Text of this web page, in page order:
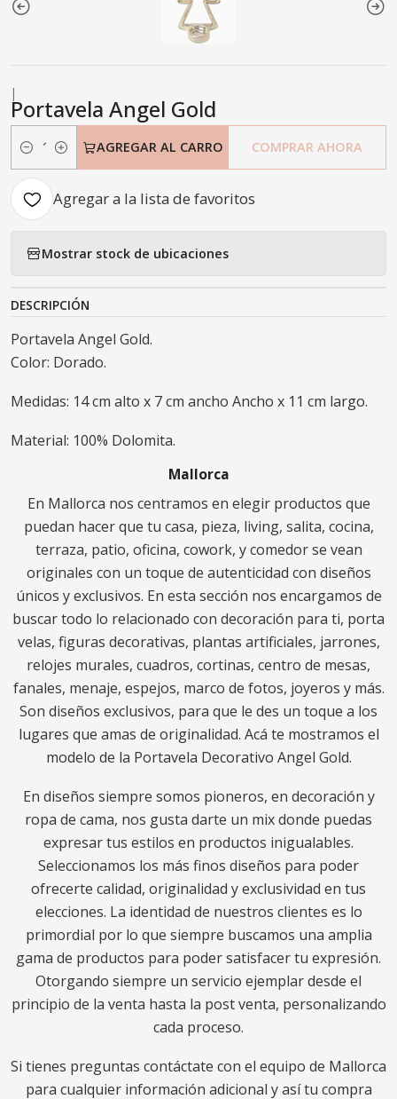
|
Portavela Angel Gold
Cantidad
AGREGAR AL CARRO COMPRAR AHORA
Agregar a la lista de favoritos
Mostrar stock de ubicaciones
DESCRIPCIÓN
Portavela Angel Gold.
Color: Dorado.
Medidas: 14 cm alto x 7 cm ancho Ancho x 11 cm largo.
Material: 100% Dolomita.
Mallorca
En Mallorca nos centramos en elegir productos que
puedan hacer que tu casa, pieza, living, salita, cocina,
terraza, patio, oficina, cowork, y comedor se vean
originales con un toque de autenticidad con diseños
únicos y exclusivos. En esta sección nos encargamos de
buscar todo lo relacionado con decoración para ti, porta
velas, figuras decorativas, plantas artificiales, jarrones,
relojes murales, cuadros, cortinas, centro de mesas,
fanales, menaje, espejos, marco de fotos, joyeros y más.
Son diseños exclusivos, para que le des un toque a los
lugares que amas de originalidad. Acá te mostramos el
modelo de la Portavela Decorativo Angel Gold.
En diseños siempre somos pioneros, en decoración y
ropa de cama, nos gusta darte un mix donde puedas
expresar tus estilos en productos inigualables.
Seleccionamos los más finos diseños para poder
ofrecerte calidad, originalidad y exclusividad en tus
elecciones. La identidad de nuestros clientes es lo
primordial por lo que siempre buscamos una amplia
gama de productos para poder satisfacer tu expresión.
Otorgando siempre un servicio ejemplar desde el
principio de la venta hasta la post venta, personalizando
cada proceso.
Si tienes preguntas contáctate con el equipo de Mallorca
para cualquier información adicional y así tu compra